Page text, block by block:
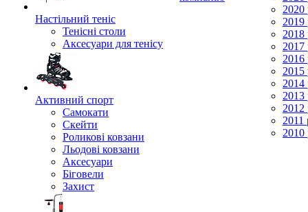
Настільний теніс
Тенісні столи
Аксесуари для тенісу
Активний спорт
Самокати
Скейти
Роликові ковзани
Льодові ковзани
Аксесуари
Біговели
Захист
2020
2019
2018
2017
2016
2015
2014
2013
2012
2011
2010